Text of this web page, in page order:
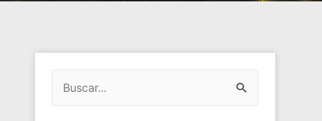
Buscar
por:
ARCHIVOS
DEL
BLOG